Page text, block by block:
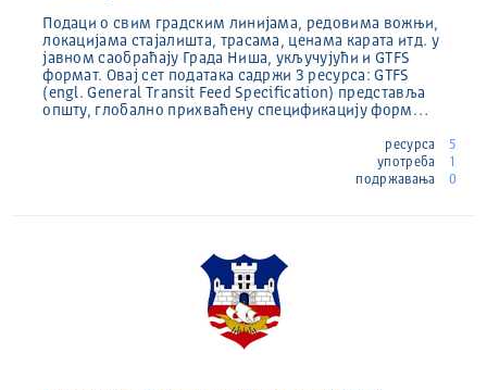
Подаци о свим градским линијама, редовима вожњи,
локацијама стајалишта, трасама, ценама карата итд. у
јавном саобраћају Града Ниша, укључујући и GTFS
формат. Овај сет података садржи 3 ресурса: GTFS
(engl. General Transit Feed Specification) представља
општу, глобално прихваћену спецификацију форм…
ресурса
5
употреба
1
подржавања
0